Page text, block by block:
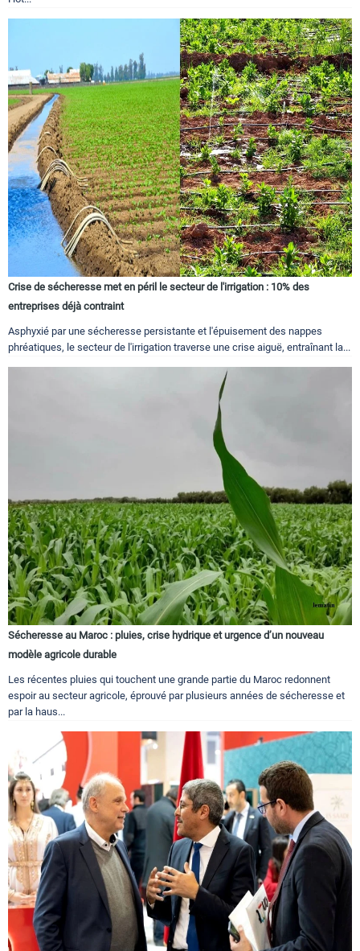
Crise de sécheresse met en péril le secteur de l'irrigation : 10% des
entreprises déjà contraint
Asphyxié par une sécheresse persistante et l'épuisement des nappes
phréatiques, le secteur de l'irrigation traverse une crise aiguë, entraînant la...
Sécheresse au Maroc : pluies, crise hydrique et urgence d’un nouveau
modèle agricole durable
Les récentes pluies qui touchent une grande partie du Maroc redonnent
espoir au secteur agricole, éprouvé par plusieurs années de sécheresse et
par la haus...